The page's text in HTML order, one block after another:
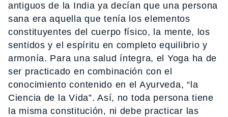
antiguos de la India ya decían que una persona
sana era aquella que tenía los elementos
constituyentes del cuerpo físico, la mente, los
sentidos y el espíritu en completo equilibrio y
armonía. Para una salud íntegra, el Yoga ha de
ser practicado en combinación con el
conocimiento contenido en el Ayurveda, “la
Ciencia de la Vida”. Así, no toda persona tiene
la misma constitución, ni debe practicar las